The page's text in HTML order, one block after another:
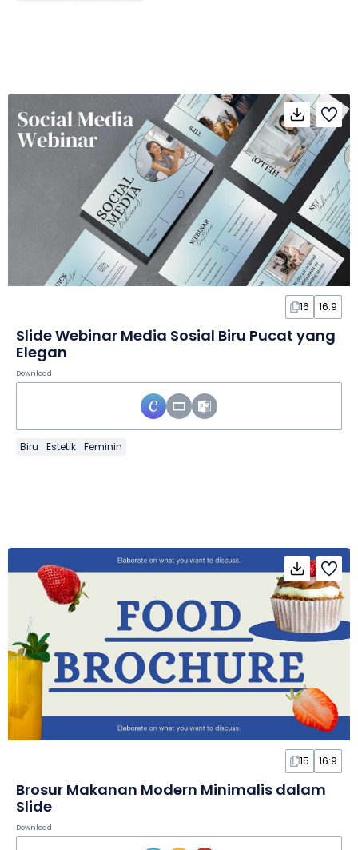
16 16:9
Slide Webinar Media Sosial Biru Pucat yang
Elegan
Download
Biru Estetik Feminin
15 16:9
Brosur Makanan Modern Minimalis dalam
Slide
Download